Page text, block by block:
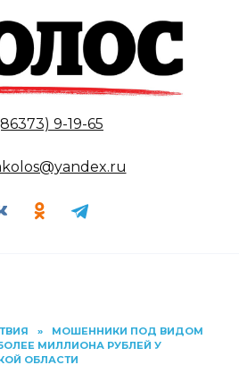
9-19-65
»
МОШЕННИКИ ПОД ВИДОМ
МИЛЛИОНА РУБЛЕЙ У
ОБЛАСТИ